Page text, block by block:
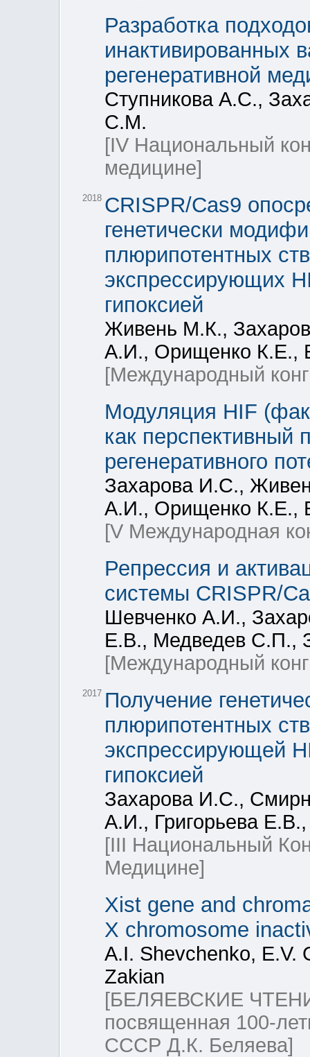
Разработка
инактивированных
регенеративной
Ступникова А.С.,
С.М.
[IV Национальный
медицине]
2018 CRISPR/Cas9
генетически
плюрипотентных
экспрессирующих
гипоксией
Живень М.К.,
А.И., Орищенко К.Е.,
[Международный
Модуляция HIF
как
регенеративного
Захарова И.С.,
А.И., Орищенко К.Е.,
[V Международная
Репрессия и
системы CRISPR/
Шевченко А.И.,
Е.В., Медведев С.П.,
[Международный
2017 Получение
плюрипотентных
экспрессирующей
гипоксией
Захарова И.С.,
А.И., Григорьева
[III Национальный
Медицине]
Xist gene and
X chromosome
A.I. Shevchenko, E.V.
Zakian
[БЕЛЯЕВСКИЕ
посвященная 100-
СССР Д.К. Беляева]